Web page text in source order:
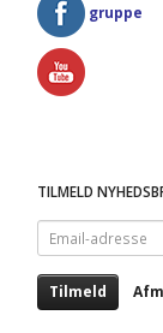
gruppe
TILMELD
Email-
adresse
Tilmeld